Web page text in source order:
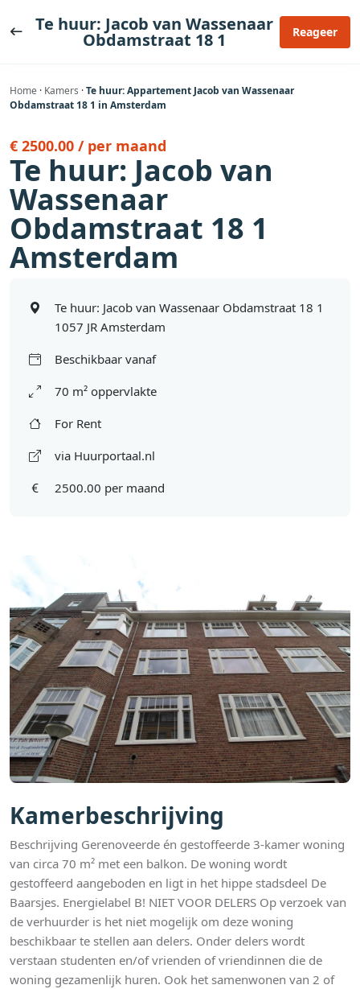
naar
Te huur: Jacob van Wassenaar
Obdamstraat 18 1 Reageer
Home · Kamers ·Te huur: Appartement Jacob van Wassenaar
Obdamstraat 18 1 in Amsterdam
Kamerbeschrijving
Beschrijving Gerenoveerde én gestoffeerde 3-kamer woning
van circa 70 m² met een balkon. De woning wordt
gestoffeerd aangeboden en ligt in het hippe stadsdeel De
Baarsjes. Energielabel B! NIET VOOR DELERS Op verzoek van
de verhuurder is het niet mogelijk om deze woning
beschikbaar te stellen aan delers. Onder delers wordt
verstaan studenten en/of vrienden of vriendinnen die de
woning gezamenlijk huren. Ook het samenwonen van 2 of
€ 2500.00 / per maand
Te huur: Jacob van
Wassenaar
Obdamstraat 18 1
Amsterdam
Te huur: Jacob van Wassenaar Obdamstraat 18 1
1057 JR Amsterdam
Beschikbaar vanaf
70 m² oppervlakte
For Rent
via Huurportaal.nl
2500.00 per maand